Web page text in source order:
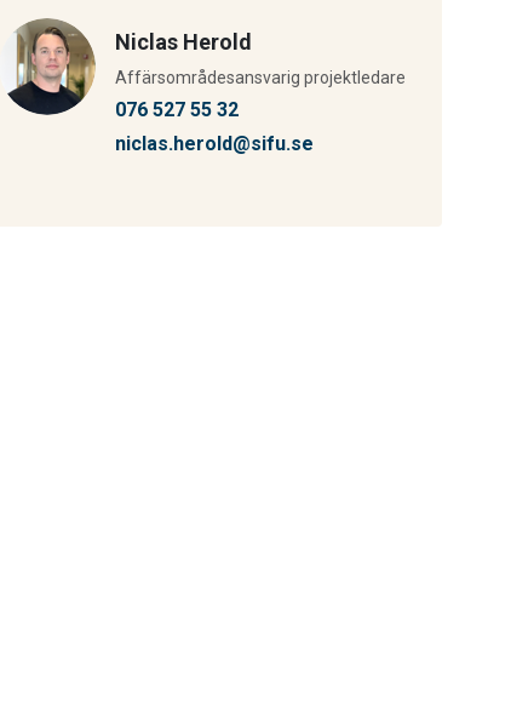
Niclas Herold
Affärsområdesansvarig projektledare
076 527 55 32
niclas.herold@sifu.se